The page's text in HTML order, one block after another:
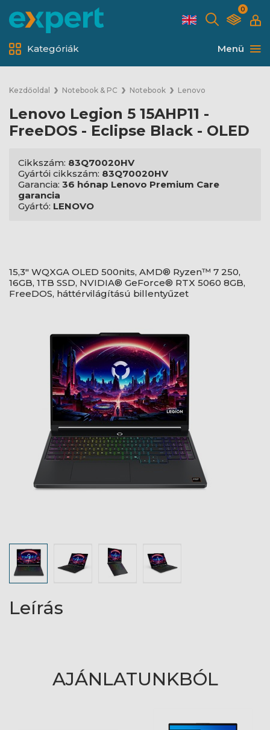
0
Menü
Kategóriák
Kezdőoldal Notebook & PC Notebook Lenovo
Lenovo Legion 5 15AHP11 -
FreeDOS - Eclipse Black - OLED
Cikkszám: 83Q70020HV
Gyártói cikkszám: 83Q70020HV
Garancia: 36 hónap Lenovo Premium Care
garancia
Gyártó: LENOVO
15,3" WQXGA OLED 500nits, AMD® Ryzen™ 7 250,
16GB, 1TB SSD, NVIDIA® GeForce® RTX 5060 8GB,
FreeDOS, háttérvilágítású billentyűzet
Leírás
AJÁNLATUNKBÓL